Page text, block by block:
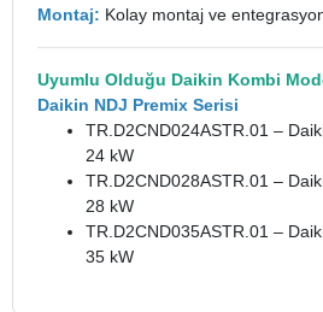
Montaj: Kolay montaj ve
Uyumlu Olduğu Daikin Kombi
Daikin NDJ Premix Serisi
TR.D2CND024ASTR.01 –
24 kW
TR.D2CND028ASTR.01 –
28 kW
TR.D2CND035ASTR.01 –
35 kW